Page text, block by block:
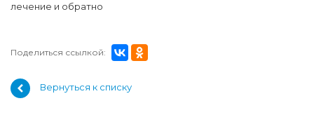
лечение и обратно
Поделиться ссылкой:
Вернуться к списку